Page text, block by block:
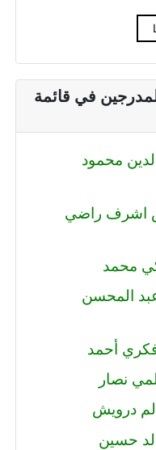
في قائمة
: صلاح الدين محمود
: كيرلس اشرف راضي
: احمد عبد المحسن